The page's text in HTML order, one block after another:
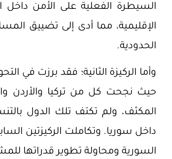
السيطرة الفعلية على الأمن داخل
الإقليمية، مما أدى إلى تضييق
الحدودية.
وأما الركيزة الثانية؛ فقد برزت في
حيث نجحت كل من تركيا والأردن
المكثف، ولم تكتف تلك الدول
داخل سوريا. وتكاملت الركيزتين
السورية ومحاولة تطوير قدراتها